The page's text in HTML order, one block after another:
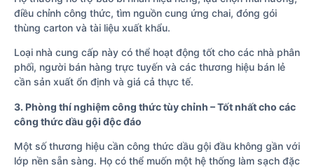
điều chỉnh công thức, tìm nguồn cung ứng chai, đóng gói
thùng carton và tài liệu xuất khẩu.
Loại nhà cung cấp này có thể hoạt động tốt cho các nhà phân
phối, người bán hàng trực tuyến và các thương hiệu bán lẻ
cần sản xuất ổn định và giá cả thực tế.
3. Phòng thí nghiệm công thức tùy chỉnh – Tốt nhất cho các
công thức dầu gội độc đáo
Một số thương hiệu cần công thức dầu gội đầu không gần với
lớp nền sẵn sàng. Họ có thể muốn một hệ thống làm sạch đặc